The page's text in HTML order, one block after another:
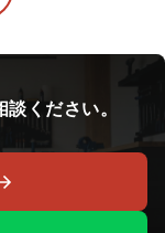
ください。